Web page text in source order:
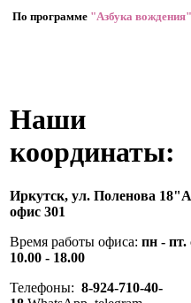
По программе "Азбука вождения"
Наши
координаты:
Иркутск, ул. Поленова
офис 301
Время работы офиса: пн - пт.
10.00 - 18.00
Телефоны: 8-924-710-40-